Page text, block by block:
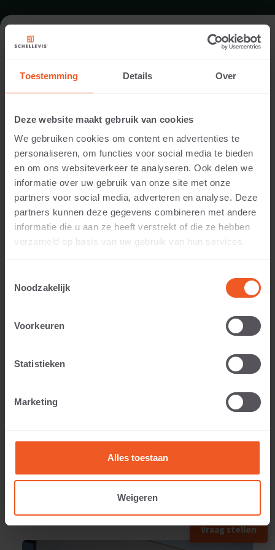
Toestemming Details Over
Deze website maakt gebruik van cookies
We gebruiken cookies om content en advertenties te
personaliseren, om functies voor social media te bieden
en om ons websiteverkeer te analyseren. Ook delen we
informatie over uw gebruik van onze site met onze
partners voor social media, adverteren en analyse. Deze
partners kunnen deze gegevens combineren met andere
informatie die u aan ze heeft verstrekt of die ze hebben
verzameld op basis van uw gebruik van hun services.
Noodzakelijk
Voorkeuren
Statistieken
Marketing
Alles toestaan
Weigeren
FORMAT - GROSSFORMATPLATTE
SORTIMENT GROSSFORMATPLATTEN
10 CM DICKE
Anwendbar auf:
Gewicht:
Vraag stellen